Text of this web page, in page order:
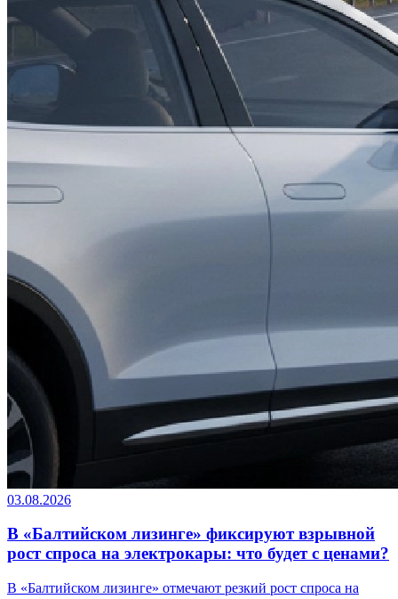
03.08.2026
В «Балтийском лизинге» фиксируют взрывной
рост спроса на электрокары: что будет с ценами?
В «Балтийском лизинге» отмечают резкий рост спроса на